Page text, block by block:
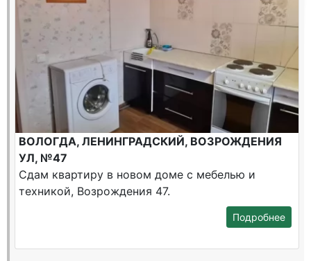
ВОЛОГДА, ЛЕНИНГРАДСКИЙ, ВОЗРОЖДЕНИЯ
УЛ, №47
Сдам квартиру в новом доме с мебелью и
техникой, Возрождения 47.
Подробнее